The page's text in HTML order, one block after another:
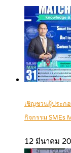
เชิญชวนผู้ประกอ
กิจกรรม SMEs
12 มีนาคม